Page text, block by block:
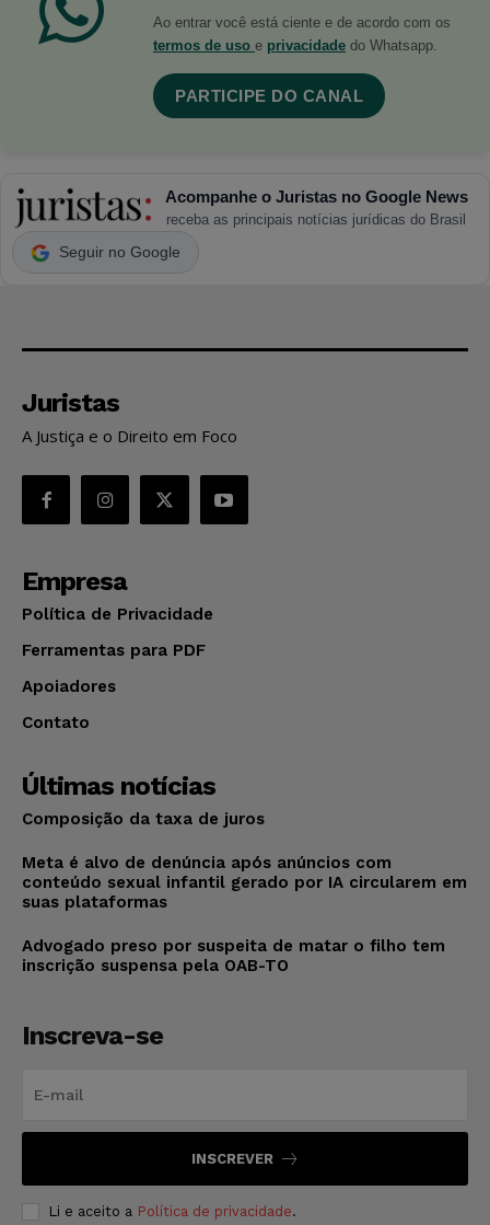
Ao entrar você está ciente e de acordo com os
termos de uso e privacidade do Whatsapp.
PARTICIPE DO CANAL
Acompanhe o Juristas no Google News
receba as principais notícias jurídicas do Brasil
Seguir no Google
Juristas
A Justiça e o Direito em Foco
Empresa
Política de Privacidade
Ferramentas para PDF
Apoiadores
Contato
Últimas notícias
Composição da taxa de juros
Meta é alvo de denúncia após anúncios com
conteúdo sexual infantil gerado por IA circularem em
suas plataformas
Advogado preso por suspeita de matar o filho tem
inscrição suspensa pela OAB-TO
Inscreva-se
INSCREVER
Li e aceito a Política de privacidade.